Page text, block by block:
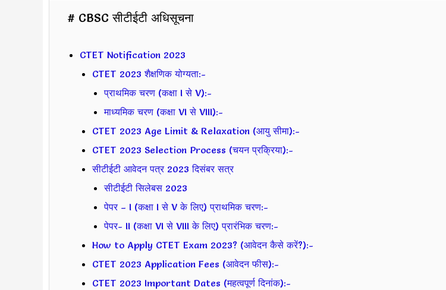
# CBSC सीटीईटी अधिसूचना
CTET Notification 2023
CTET 2023 शैक्षणिक योग्यता:-
प्राथमिक चरण (कक्षा I से V):-
माध्यमिक चरण (कक्षा VI से VIII):-
CTET 2023 Age Limit & Relaxation (आयु सीमा):-
CTET 2023 Selection Process (चयन प्रक्रिया):-
सीटीईटी आवेदन पत्र 2023 दिसंबर सत्र
सीटीईटी सिलेबस 2023
पेपर – I (कक्षा I से V के लिए) प्राथमिक चरण:-
पेपर- II (कक्षा VI से VIII के लिए) प्रारंभिक चरण:-
How to Apply CTET Exam 2023? (आवेदन कैसे करें?):-
CTET 2023 Application Fees (आवेदन फीस):-
CTET 2023 Important Dates (महत्वपूर्ण दिनांक):-